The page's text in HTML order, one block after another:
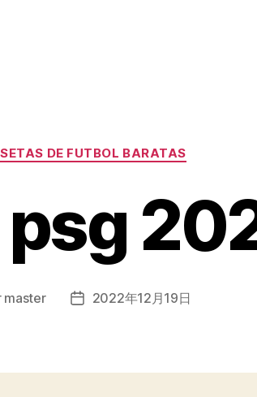
Categorías
DE FUTBOL BARATAS
master
Fecha2022年12月19日